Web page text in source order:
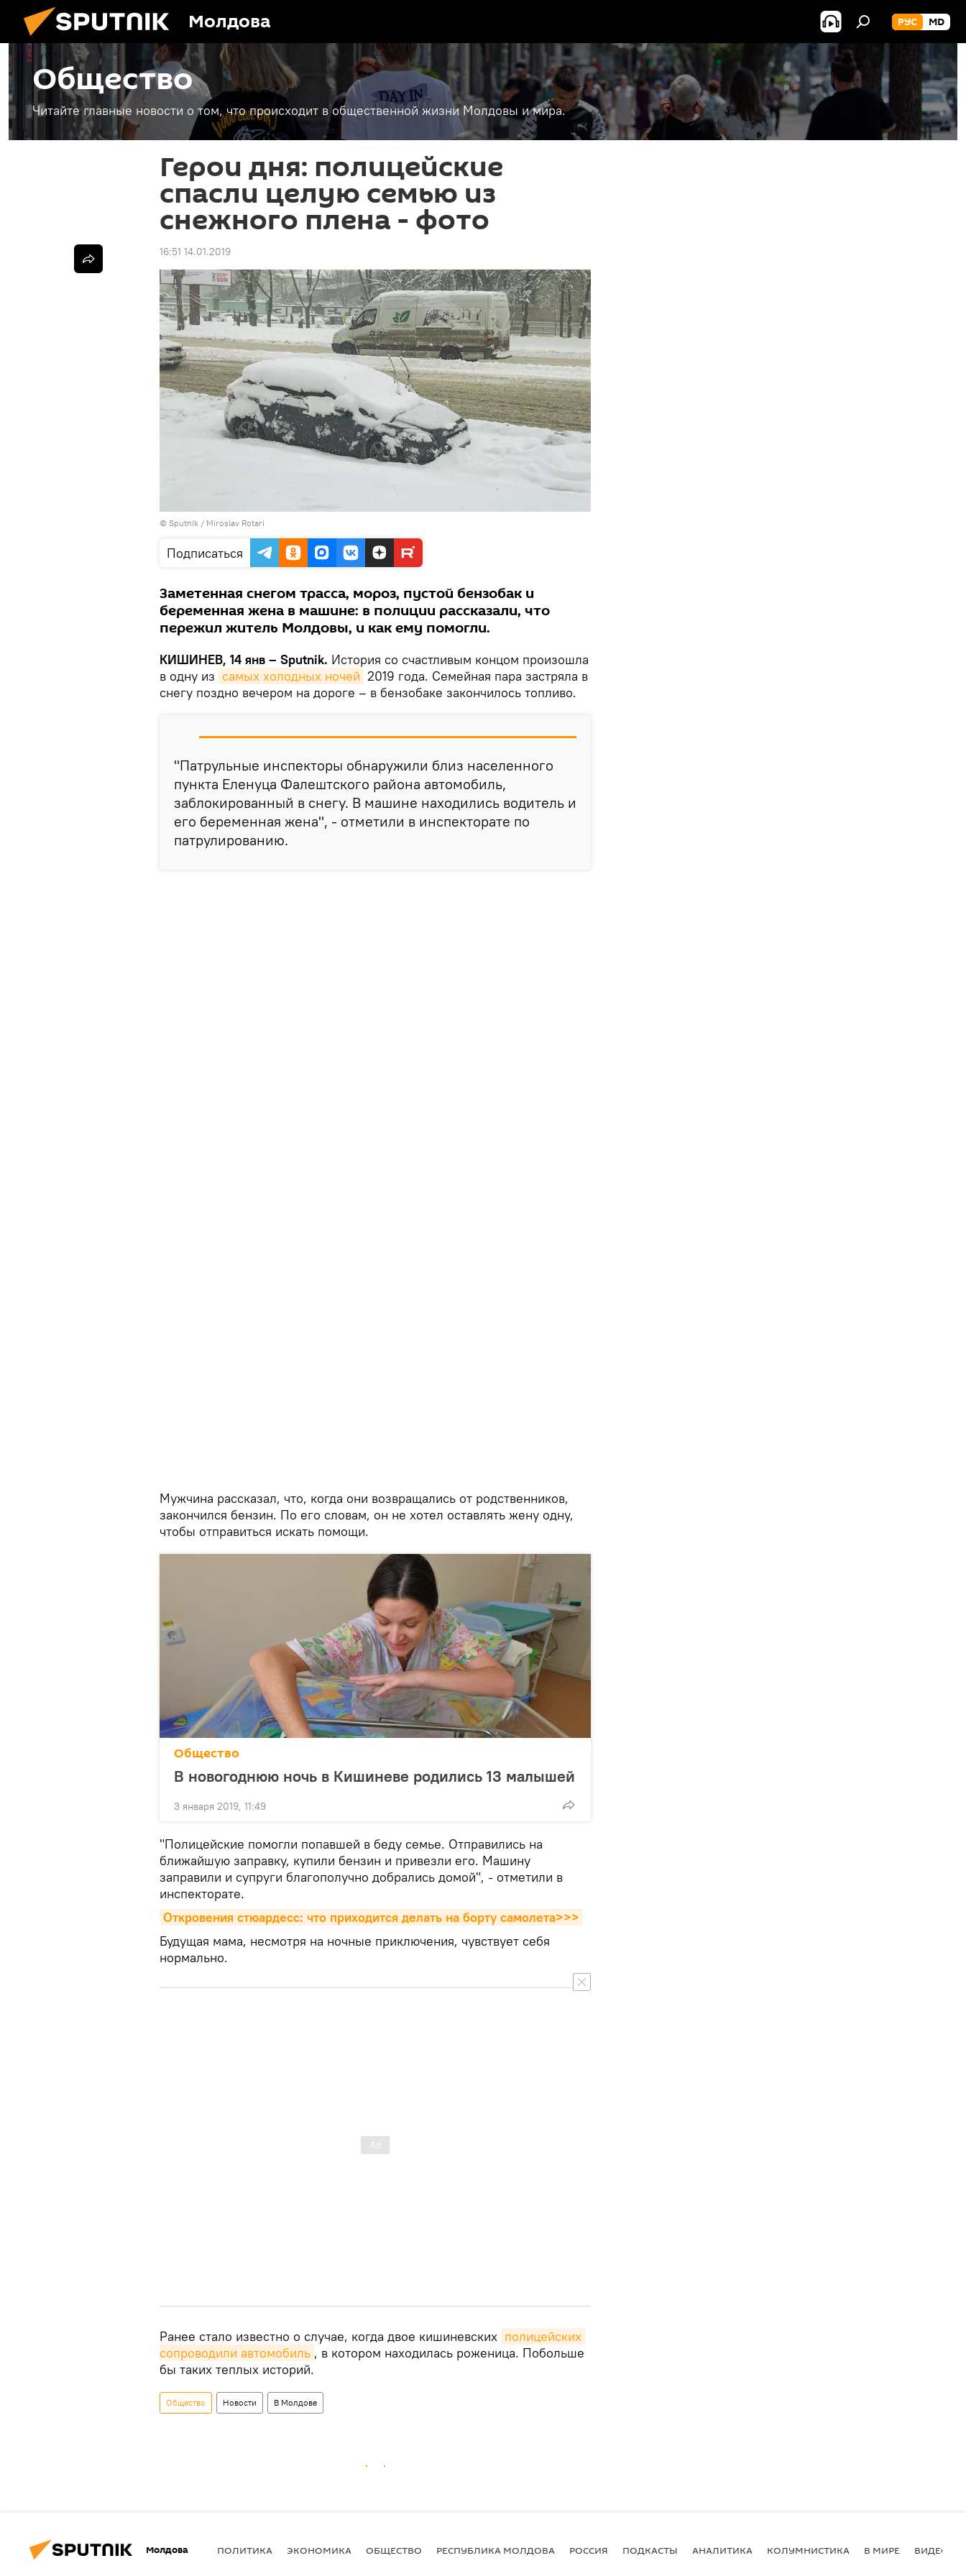
Молдова РУС MD
Общество
Читайте главные новости о том, что происходит в общественной жизни Молдовы и мира.
Герои дня: полицейские
спасли целую семью из
снежного плена - фото
16:51 14.01.2019
© Sputnik / Miroslav Rotari
Подписаться
Заметенная снегом трасса, мороз, пустой бензобак и
беременная жена в машине: в полиции рассказали, что
пережил житель Молдовы, и как ему помогли.
КИШИНЕВ, 14 янв – Sputnik. История со счастливым концом произошла
в одну из самых холодных ночей 2019 года. Семейная пара застряла в
снегу поздно вечером на дороге – в бензобаке закончилось топливо.
"Патрульные инспекторы обнаружили близ населенного
пункта Еленуца Фалештского района автомобиль,
заблокированный в снегу. В машине находились водитель и
его беременная жена", - отметили в инспекторате по
патрулированию.
Мужчина рассказал, что, когда они возвращались от родственников,
закончился бензин. По его словам, он не хотел оставлять жену одну,
чтобы отправиться искать помощи.
Общество
В новогоднюю ночь в Кишиневе родились 13 малышей
3 января 2019, 11:49
"Полицейские помогли попавшей в беду семье. Отправились на
ближайшую заправку, купили бензин и привезли его. Машину
заправили и супруги благополучно добрались домой", - отметили в
инспекторате.
Откровения стюардесс: что приходится делать на борту самолета>>>
Будущая мама, несмотря на ночные приключения, чувствует себя
нормально.
Ранее стало известно о случае, когда двое кишиневских полицейских
сопроводили автомобиль , в котором находилась роженица. Побольше
бы таких теплых историй.
Общество Новости В Молдове
Молдова ПОЛИТИКА ЭКОНОМИКА ОБЩЕСТВО РЕСПУБЛИКА МОЛДОВА РОССИЯ ПОДКАСТЫ АНАЛИТИКА КОЛУМНИСТИКА В МИРЕ ВИДЕО